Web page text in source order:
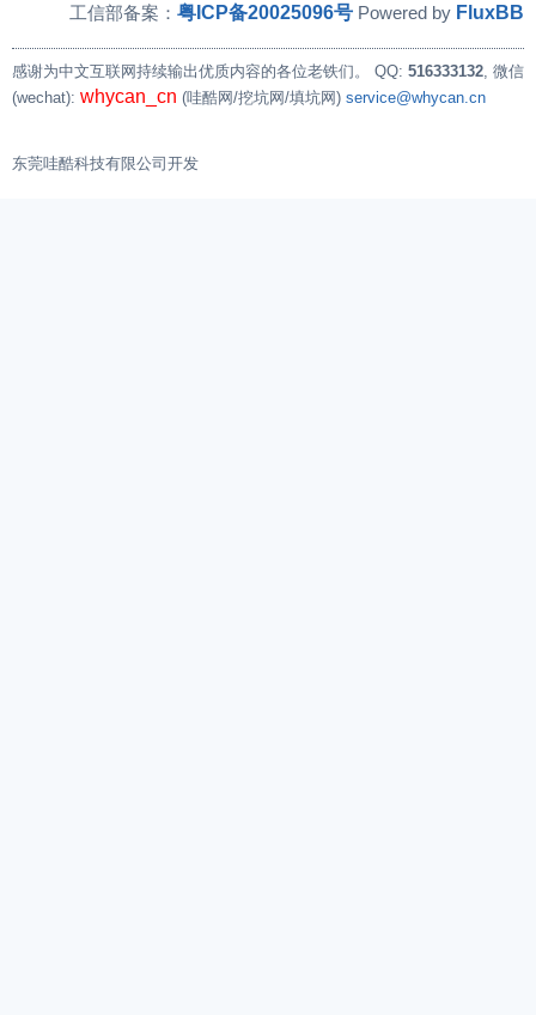
工信部备案： 粤ICP备20025096号 Powered by FluxBB
感谢为中文互联网持续输出优质内容的各位老铁们。 QQ: 516333132 , 微信
(wechat): whycan_cn (哇酷网/挖坑网/填坑网) service@whycan.cn
东莞哇酷科技有限公司开发